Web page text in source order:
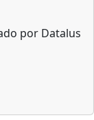
por Datalus